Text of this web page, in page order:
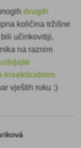
drugih
količina tržišne
učinkovitiji,
na raznim
insekticidnim
vještih ruku :)